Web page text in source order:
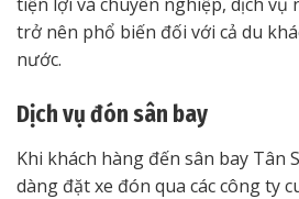
tiện lợi và chuyên nghiệp, dịch vụ
trở nên phổ biến đối với cả du
nước.
Dịch vụ đón sân bay
Khi khách hàng đến sân bay Tân
dàng đặt xe đón qua các công ty